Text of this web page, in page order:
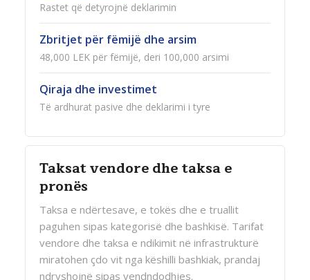
Rastet që detyrojnë deklarimin
Zbritjet për fëmijë dhe arsim
48,000 LEK për fëmijë, deri 100,000 arsimi
Qiraja dhe investimet
Të ardhurat pasive dhe deklarimi i tyre
Taksat vendore dhe taksa e
pronës
Taksa e ndërtesave, e tokës dhe e truallit
paguhen sipas kategorisë dhe bashkisë. Tarifat
vendore dhe taksa e ndikimit në infrastrukturë
miratohen çdo vit nga këshilli bashkiak, prandaj
ndryshojnë sipas vendndodhjes.